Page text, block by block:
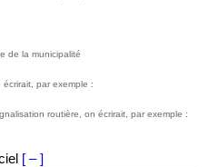
de la municipalité
par exemple :
routière, on écrirait, par exemple :
[ – ]